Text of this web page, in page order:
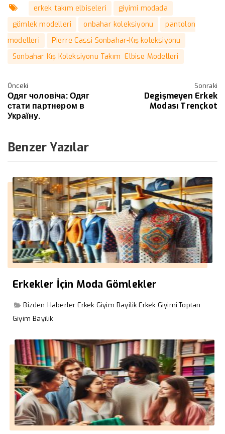
erkek takım elbiseleri
giyimi modada
gömlek modelleri
onbahar koleksiyonu
pantolon
modelleri
Pierre Cassi Sonbahar-Kış koleksiyonu
Sonbahar Kış Koleksiyonu Takım Elbise Modelleri
Önceki
Одяг чоловіча: Одяг
стати партнером в
Україну.
Sonraki
Degişmeyen Erkek
Modası Trençkot
Benzer Yazılar
Erkekler İçin Moda Gömlekler
Bizden Haberler Erkek Giyim Bayilik Erkek Giyimi Toptan
Giyim Bayilik